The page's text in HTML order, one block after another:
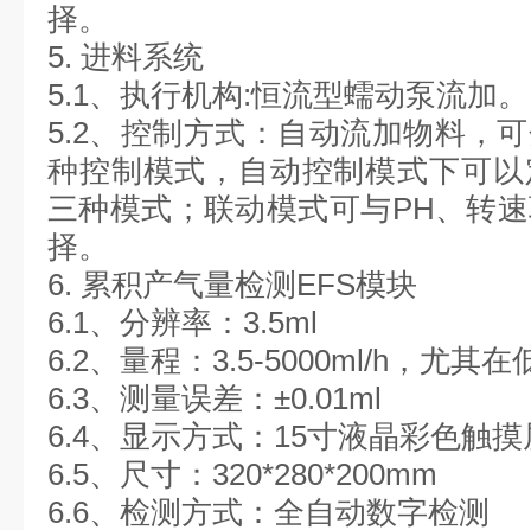
择。
5. 进料系统
5.1、执行机构:恒流型蠕动泵流加。
5.2、控制方式：自动流加物料，
种控制模式，自动控制模式下可
三种模式；联动模式可与PH、转
择。
6. 累积产气量检测EFS模块
6.1、分辨率：3.5ml
6.2、量程：3.5-5000ml/h，尤其在
6.3、测量误差：±0.01ml
6.4、显示方式：15寸液晶彩色触
6.5、尺寸：320*280*200mm
6.6、检测方式：全自动数字检测